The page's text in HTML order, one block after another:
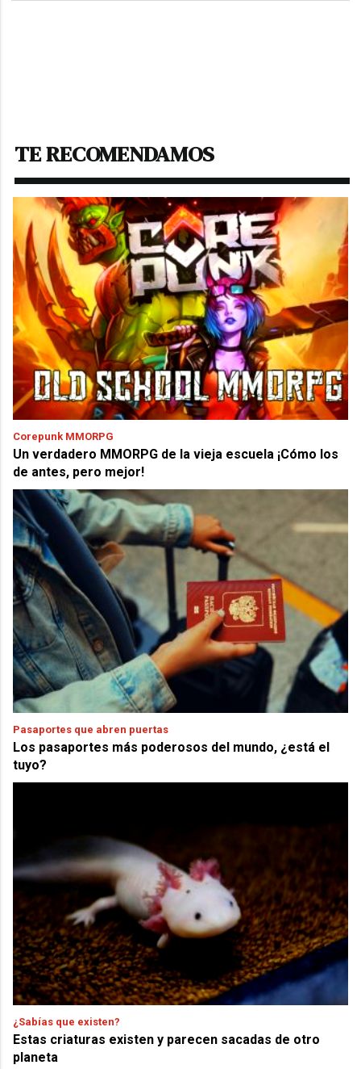
TE RECOMENDAMOS
Corepunk MMORPG
Un verdadero MMORPG de la vieja escuela ¡Cómo los
de antes, pero mejor!
Pasaportes que abren puertas
Los pasaportes más poderosos del mundo, ¿está el
tuyo?
¿Sabías que existen?
Estas criaturas existen y parecen sacadas de otro
planeta